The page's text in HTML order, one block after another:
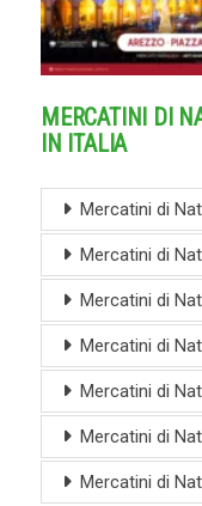
MERCATINI DI
IN ITALIA
Mercatini di
Mercatini di
Mercatini di
Mercatini di
Mercatini di
Mercatini di
Mercatini di